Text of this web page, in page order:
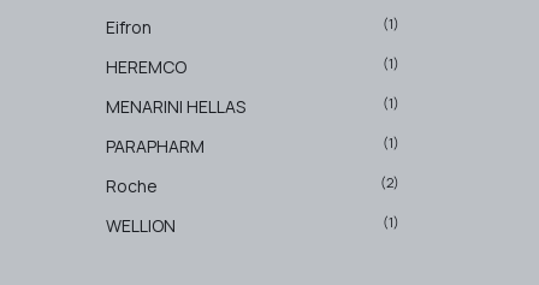
Eifron (1)
HEREMCO (1)
MENARINI HELLAS (1)
PARAPHARM (1)
Roche (2)
WELLION (1)